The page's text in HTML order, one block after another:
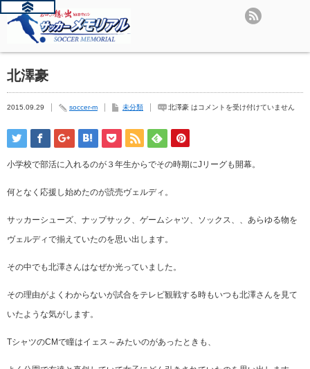
北澤豪
2015.09.29 soccer-m 未分類 北澤豪 はコメントを受け付けていません
小学校で部活に入れるのが３年生からでその時期にJリーグも開幕。
何となく応援し始めたのが読売ヴェルディ。
サッカーシューズ、ナップサック、ゲームシャツ、ソックス、、あらゆる物を
ヴェルディで揃えていたのを思い出します。
その中でも北澤さんはなぜか光っていました。
その理由がよくわからないが試合をテレビ観戦する時もいつも北澤さんを見て
いたような気がします。
TシャツのCMで瞳はイェス～みたいのがあったときも、